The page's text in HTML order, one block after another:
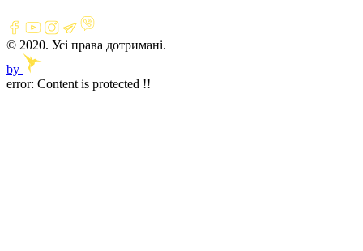
© 2020. Усі права дотримані.
by
error: Content is protected !!